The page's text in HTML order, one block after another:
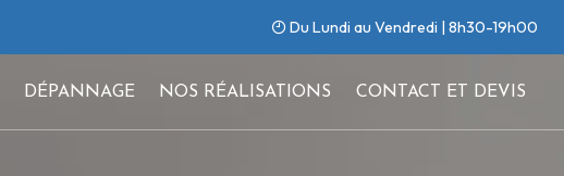
Du Lundi au Vendredi | 8h30-19h00
DÉPANNAGE NOS RÉALISATIONS CONTACT ET DEVIS